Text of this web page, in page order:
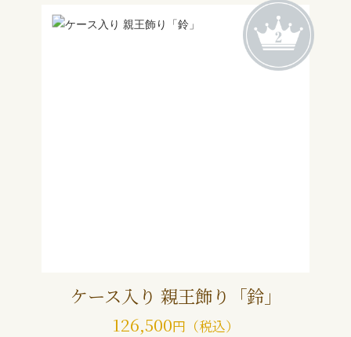
ケース入り 親王飾り「鈴」
126,500円（税込）